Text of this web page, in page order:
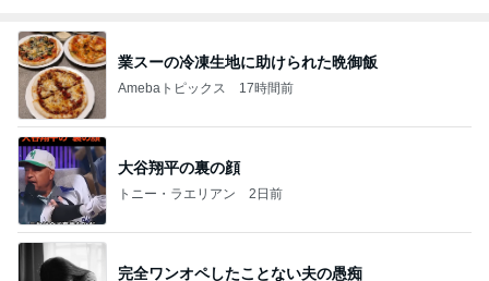
業スーの冷凍生地に助けられた晩御飯
Amebaトピックス 17時間前
大谷翔平の裏の顔
トニー・ラエリアン 2日前
完全ワンオペしたことない夫の愚痴